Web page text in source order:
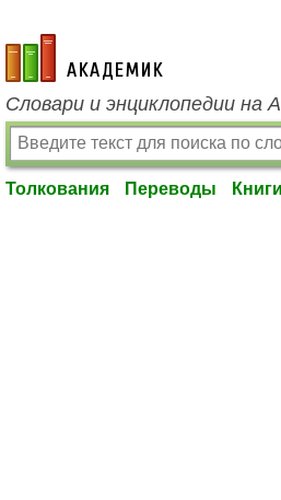
academic.ru
Словари и энциклопедии на
Толкования Переводы Книги